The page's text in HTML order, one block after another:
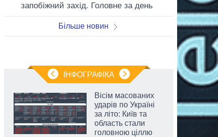
запобіжний захід. Головне за день
Більше новин
ІНФОГРАФІКА
Вісім масованих
ударів по Україні
за літо: Київ та
область стали
головною ціллю